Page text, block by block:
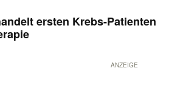
ersten Krebs-Patienten
ANZEIGE